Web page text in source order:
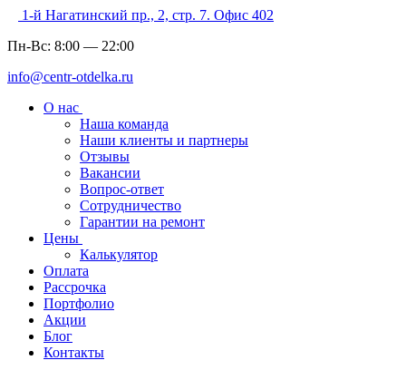
1-й Нагатинский пр., 2, стр. 7. Офис 402
Пн-Вс: 8:00 — 22:00
info@centr-otdelka.ru
О нас
Наша команда
Наши клиенты и партнеры
Отзывы
Вакансии
Вопрос-ответ
Сотрудничество
Гарантии на ремонт
Цены
Калькулятор
Оплата
Рассрочка
Портфолио
Акции
Блог
Контакты